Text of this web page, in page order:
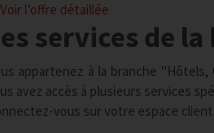
Voir l’offre détaillée
services de
appartenez à la branche
avez accès à plusieurs services
vous sur votre espace